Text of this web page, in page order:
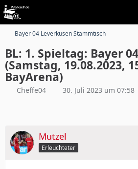
Bayer 04 Leverkusen Stammtisch
BL: 1. Spieltag: Bayer
(Samstag, 19.08.2023,
BayArena)
Cheffe04 30. Juli 2023 um 07:58
Mutzel
Erleuchteter